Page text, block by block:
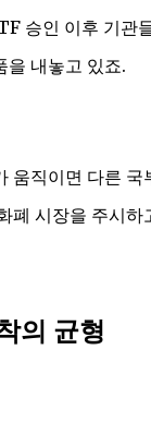
승인 이후 기관
을 내놓고 있죠.
움직이면 다른
폐 시장을 주시
의 균형